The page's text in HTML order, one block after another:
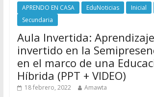
APRENDO EN CASA EduNoticias Inicial
Secundaria
Aula Invertida: Aprendizaje
invertido en la
en el marco de una
Híbrida (PPT + VIDEO)
18 febrero, 2022 Amawta